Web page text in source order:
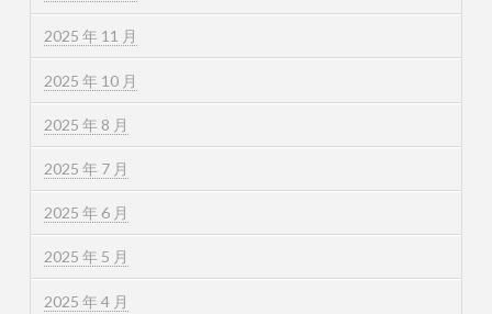
2025 年 11 月
2025 年 10 月
2025 年 8 月
2025 年 7 月
2025 年 6 月
2025 年 5 月
2025 年 4 月